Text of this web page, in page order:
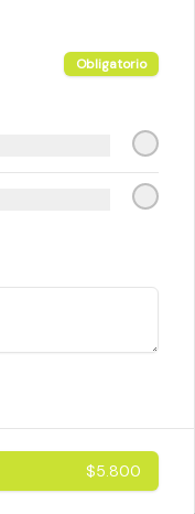
Obligatorio
$5.800